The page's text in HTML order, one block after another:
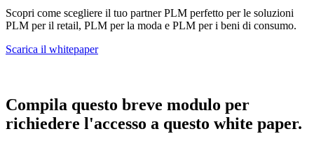
Scopri come scegliere il tuo partner PLM perfetto per le soluzioni
PLM per il retail, PLM per la moda e PLM per i beni di consumo.
Scarica il whitepaper
Compila questo breve modulo per
richiedere l'accesso a questo white paper.